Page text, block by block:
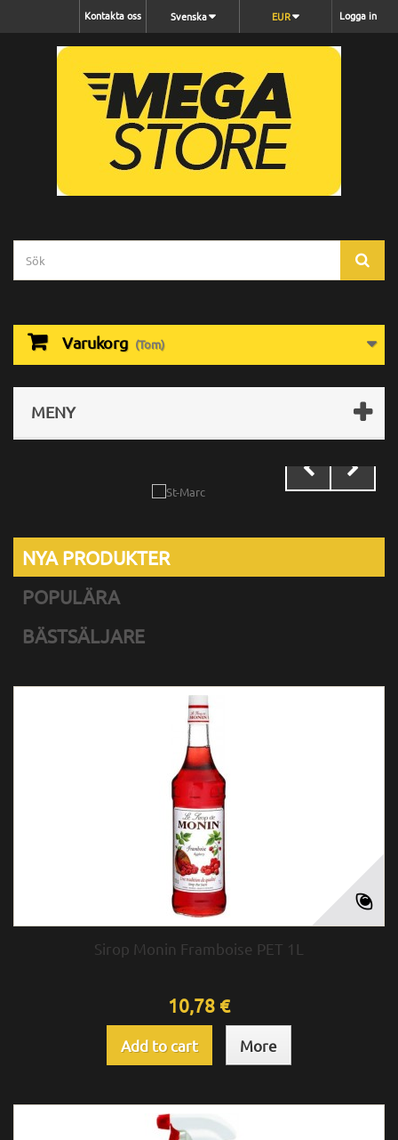
Logga in
EUR
Svenska
Kontakta oss
Varukorg (Tom)
MENY
NYA PRODUKTER
POPULÄRA
BÄSTSÄLJARE
Sirop Monin Framboise PET 1L
10,78 €
Add to cart More